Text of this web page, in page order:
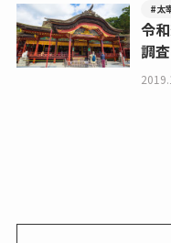
#太
令
調